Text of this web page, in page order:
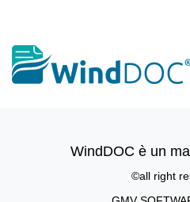
WindDOC è un
©all right